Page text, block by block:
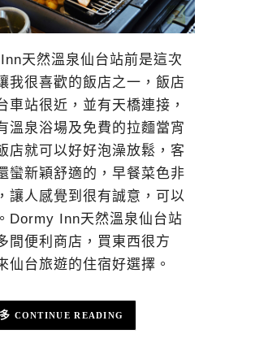
天然溫泉仙台站前是這次
我很喜歡的飯店之一，飯店
車站很近，並有天橋連接，
溫泉浴場及免費的拉麵當宵
店就可以好好泡澡放鬆，客
蠻新穎舒適的，早餐菜色非
讓人感覺到很有誠意，可以
Dormy Inn天然溫泉仙台站
間便利商店，買東西很方
仙台旅遊的住宿好選擇。
CONTINUE READING